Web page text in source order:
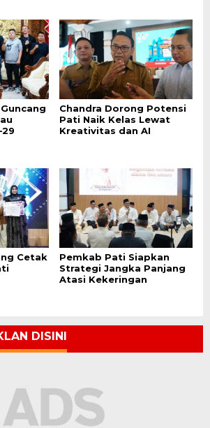
Chandra Dorong Potensi
Pati Naik Kelas Lewat
Kreativitas dan AI
Cetak
Pemkab Pati Siapkan
Strategi Jangka Panjang
Atasi Kekeringan
DISINI